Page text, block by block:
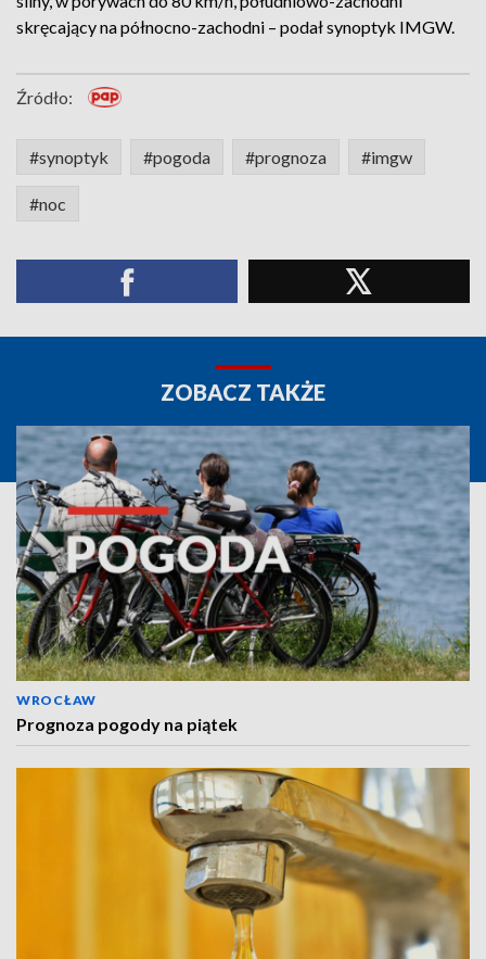
skręcający na północno-zachodni – podał synoptyk IMGW.
Źródło:
#synoptyk #pogoda #prognoza #imgw
#noc
ZOBACZ TAKŻE
WROCŁAW
Prognoza pogody na piątek